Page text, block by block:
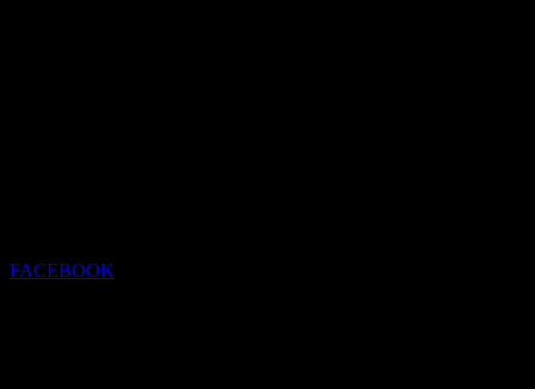
FACEBOOK